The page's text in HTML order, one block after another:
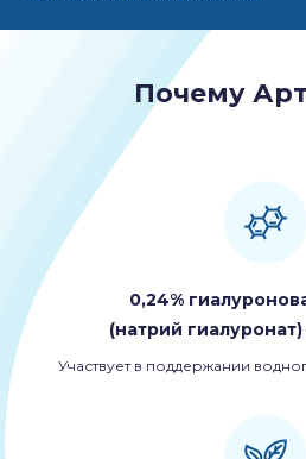
Почему
0,24%
(натрий
Участвует в поддержании